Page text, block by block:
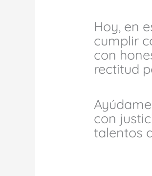
Hoy, en
cumplir
con
rectitud
con
talentos